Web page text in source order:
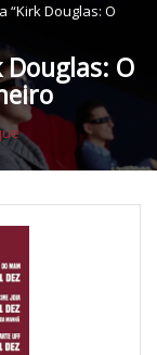
“Kirk Douglas: O
O